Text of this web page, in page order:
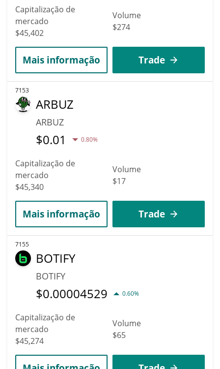
Capitalização de
mercado
$45,402
Volume
$274
Mais informação Trade
7153
ARBUZ
ARBUZ
$0.01 0.80%
Capitalização de
mercado
$45,340
Volume
$17
Mais informação Trade
7155
BOTIFY
BOTIFY
$0.00004529 0.60%
Capitalização de
mercado
$45,274
Volume
$65